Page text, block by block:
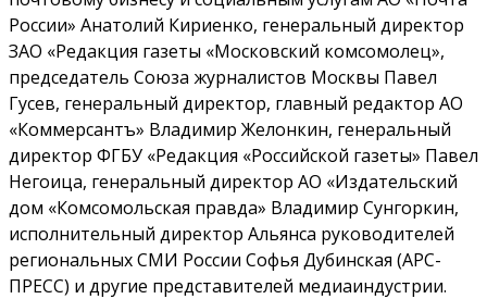
России» Анатолий Кириенко, генеральный директор
ЗАО «Редакция газеты «Московский комсомолец»,
председатель Союза журналистов Москвы Павел
Гусев, генеральный директор, главный редактор АО
«Коммерсантъ» Владимир Желонкин, генеральный
директор ФГБУ «Редакция «Российской газеты» Павел
Негоица, генеральный директор АО «Издательский
дом «Комсомольская правда» Владимир Сунгоркин,
исполнительный директор Альянса руководителей
региональных СМИ России Софья Дубинская (АРС-
ПРЕСС) и другие представителей медиаиндустрии.